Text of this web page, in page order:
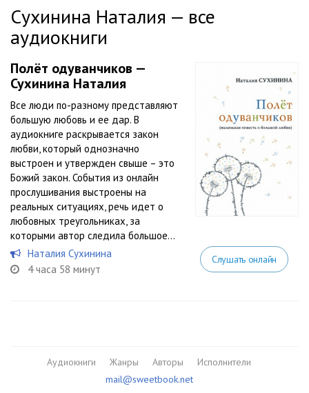
Сухинина Наталия — все
аудиокниги
Полёт одуванчиков —
Сухинина Наталия
Все люди по-разному представляют
большую любовь и ее дар. В
аудиокниге раскрывается закон
любви, который однозначно
выстроен и утвержден свыше – это
Божий закон. События из онлайн
прослушивания выстроены на
реальных ситуациях, речь идет о
любовных треугольниках, за
которыми автор следила большое...
Наталия Сухинина
4 часа 58 минут
Слушать онлайн
Аудиокниги Жанры Авторы
Исполнители
mail@sweetbook.net